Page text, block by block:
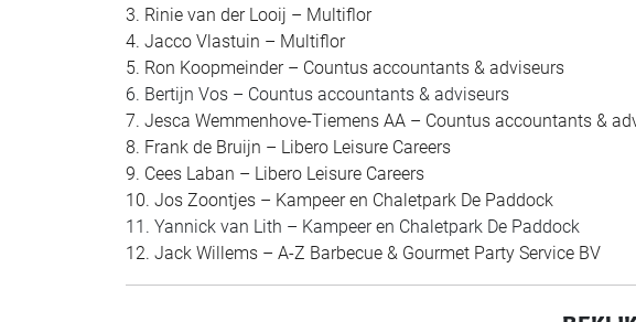
3. Rinie van der Looij – Multiflor
4. Jacco Vlastuin – Multiflor
5. Ron Koopmeinder – Countus accountants & adviseurs
6. Bertijn Vos – Countus accountants & adviseurs
7. Jesca Wemmenhove-Tiemens AA – Countus accountants &
8. Frank de Bruijn – Libero Leisure Careers
9. Cees Laban – Libero Leisure Careers
10. Jos Zoontjes – Kampeer en Chaletpark De Paddock
11. Yannick van Lith – Kampeer en Chaletpark De Paddock
12. Jack Willems – A-Z Barbecue & Gourmet Party Service BV